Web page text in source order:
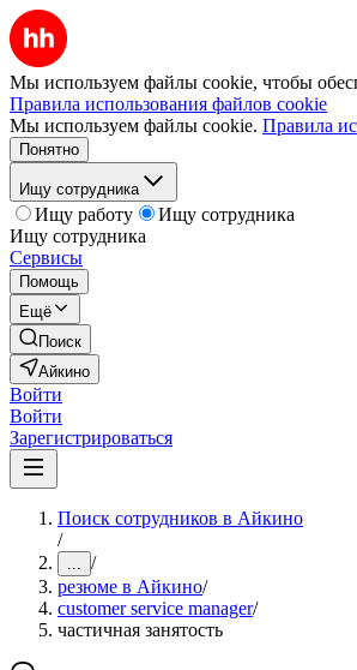
Мы используем файлы cookie, чтобы
Правила использования файлов cookie
Мы используем файлы cookie. Правила
Понятно
Ищу сотрудника
Ищу работу
Ищу сотрудника
Ищу сотрудника
Сервисы
Помощь
Ещё
Поиск
Айкино
Войти
Войти
Зарегистрироваться
Поиск сотрудников в Айкино
/
... /
резюме в Айкино/
customer service manager/
частичная занятость